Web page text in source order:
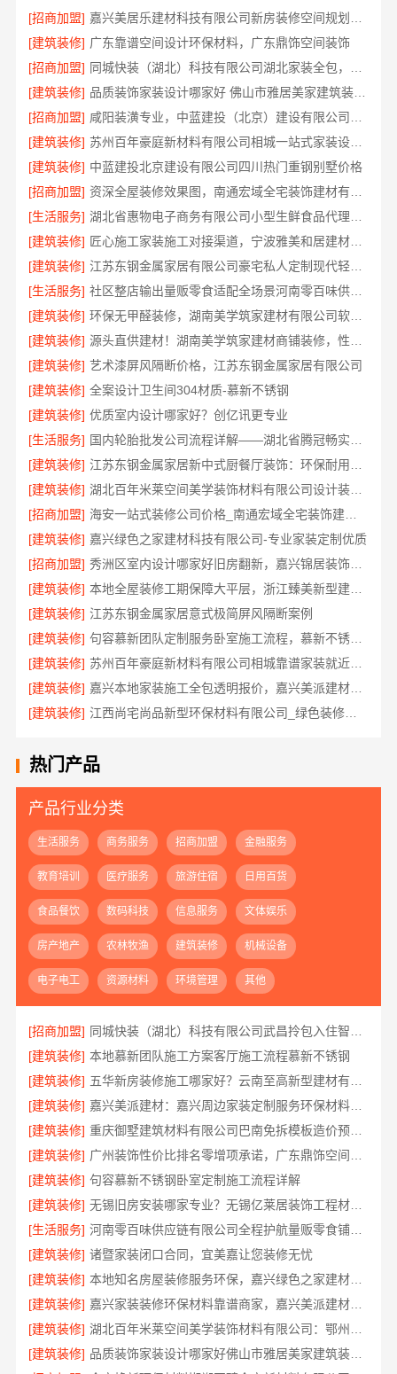
[招商加盟]
[建筑装修] 广东靠谱空间设计环保材料，广东鼎饰空间装饰
[招商加盟]
[建筑装修]
品质装饰家装设计哪家好 佛山市雅居美家建筑装饰工程有限公司
[招商加盟]
[建筑装修]
苏州百年豪庭新材料有限公司相城一站式家装设计报价
[建筑装修] 中蓝建投北京建设有限公司四川热门重钢别墅价格
[招商加盟]
[生活服务]
[建筑装修]
匠心施工家装施工对接渠道，宁波雅美和居建材科技有限公司
[建筑装修]
江苏东钢金属家居有限公司豪宅私人定制现代轻奢流程
[生活服务]
社区整店输出量贩零食适配全场景河南零百味供应链有限公司
[建筑装修]
环保无甲醛装修，湖南美学筑家建材有限公司软装配套一站式搞定
[建筑装修]
[建筑装修] 艺术漆屏风隔断价格，江苏东钢金属家居有限公司
[建筑装修] 全案设计卫生间304材质-慕新不锈钢
[建筑装修] 优质室内设计哪家好？创亿讯更专业
[生活服务]
[建筑装修]
[建筑装修]
湖北百年米莱空间美学装饰材料有限公司设计装修大平层实景案例
[招商加盟]
海安一站式装修公司价格_南通宏域全宅装饰建材有限公司
[建筑装修] 嘉兴绿色之家建材科技有限公司-专业家装定制优质
[招商加盟]
秀洲区室内设计哪家好旧房翻新，嘉兴锦居装饰材料有限公司靠谱
[建筑装修]
本地全屋装修工期保障大平层，浙江臻美新型建材有限公司规范施工
[建筑装修] 江苏东钢金属家居意式极简屏风隔断案例
[建筑装修]
句容慕新团队定制服务卧室施工流程，慕新不锈钢精准落地
[建筑装修]
苏州百年豪庭新材料有限公司相城靠谱家装就近服务
[建筑装修]
嘉兴本地家装施工全包透明报价，嘉兴美派建材科技有限公司
[建筑装修]
江西尚宅尚品新型环保材料有限公司_绿色装修现代风格靠谱吗
热门产品
产品行业分类
生活服务 商务服务 招商加盟 金融服务
教育培训 医疗服务 旅游住宿 日用百货
食品餐饮 数码科技 信息服务 文体娱乐
房产地产 农林牧渔 建筑装修 机械设备
电子电工 资源材料 环境管理 其他
[招商加盟]
[建筑装修] 本地慕新团队施工方案客厅施工流程慕新不锈钢
[建筑装修]
[建筑装修]
嘉兴美派建材：嘉兴周边家装定制服务环保材料，品质实惠
[建筑装修]
重庆御墅建筑材料有限公司巴南免拆模板造价预算抗震防风
[建筑装修]
[建筑装修] 句容慕新不锈钢卧室定制施工流程详解
[建筑装修]
无锡旧房安装哪家专业？无锡亿莱居装饰工程材料有限公司标准化施工
[生活服务]
河南零百味供应链有限公司全程护航量贩零食铺无忧经营
[建筑装修] 诸暨家装闭口合同，宜美嘉让您装修无忧
[建筑装修]
本地知名房屋装修服务环保，嘉兴绿色之家建材科技有限公司
[建筑装修]
嘉兴家装装修环保材料靠谱商家，嘉兴美派建材国家标准严选辅材
[建筑装修]
[建筑装修]
品质装饰家装设计哪家好佛山市雅居美家建筑装饰工程有限公司